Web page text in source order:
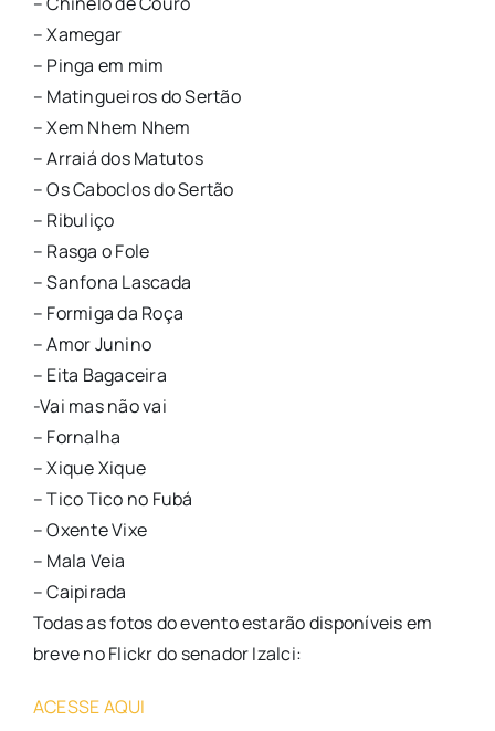
– Xamegar
– Pinga em mim
– Matingueiros do Sertão
– Xem Nhem Nhem
– Arraiá dos Matutos
– Os Caboclos do Sertão
– Ribuliço
– Rasga o Fole
– Sanfona Lascada
– Formiga da Roça
– Amor Junino
– Eita Bagaceira
-Vai mas não vai
– Fornalha
– Xique Xique
– Tico Tico no Fubá
– Oxente Vixe
– Mala Veia
– Caipirada
Todas as fotos do evento estarão disponíveis em
breve no Flickr do senador Izalci:
ACESSE AQUI